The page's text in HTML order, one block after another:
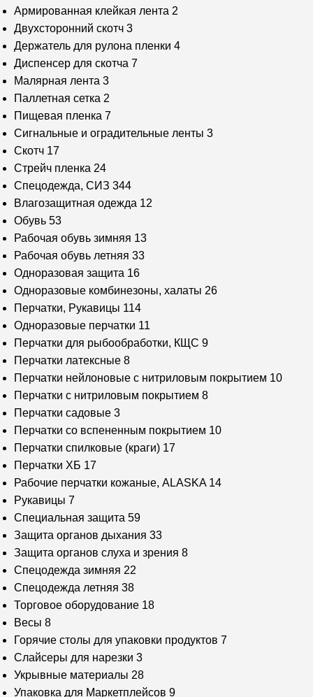
Армированная клейкая лента 2
Двухсторонний скотч 3
Держатель для рулона пленки 4
Диспенсер для скотча 7
Малярная лента 3
Паллетная сетка 2
Пищевая пленка 7
Сигнальные и оградительные ленты 3
Скотч 17
Стрейч пленка 24
Спецодежда, СИЗ 344
Влагозащитная одежда 12
Обувь 53
Рабочая обувь зимняя 13
Рабочая обувь летняя 33
Одноразовая защита 16
Одноразовые комбинезоны, халаты 26
Перчатки, Рукавицы 114
Одноразовые перчатки 11
Перчатки для рыбообработки, КЩС 9
Перчатки латексные 8
Перчатки нейлоновые с нитриловым покрытием 10
Перчатки с нитриловым покрытием 8
Перчатки садовые 3
Перчатки со вспененным покрытием 10
Перчатки спилковые (краги) 17
Перчатки ХБ 17
Рабочие перчатки кожаные, ALASKA 14
Рукавицы 7
Специальная защита 59
Защита органов дыхания 33
Защита органов слуха и зрения 8
Спецодежда зимняя 22
Спецодежда летняя 38
Торговое оборудование 18
Весы 8
Горячие столы для упаковки продуктов 7
Слайсеры для нарезки 3
Укрывные материалы 28
Упаковка для Маркетплейсов 9